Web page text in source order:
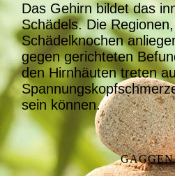
Das Gehirn bildet das
Schädels. Die
Schädelknochen
gegen gerichteten
den Hirnhäuten treten
sein können.